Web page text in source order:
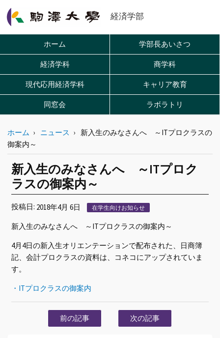
経済学部
ホーム 学部長あいさつ
経済学科 商学科
現代応用経済学科 キャリア教育
同窓会 ラボラトリ
ホーム ニュース
新入生のみなさんへ ～ITプロクラスの
御案内～
新入生のみなさんへ ～ITプロク
ラスの御案内～
投稿日: 2018年4月 6日 在学生向けお知らせ
新入生のみなさんへ ～ITプロクラスの御案内～
4月4日の新入生オリエンテーションで配布された、日商簿
記、会計プロクラスの資料は、コネコにアップされていま
す。
・ITプロクラスの御案内
前の記事 次の記事